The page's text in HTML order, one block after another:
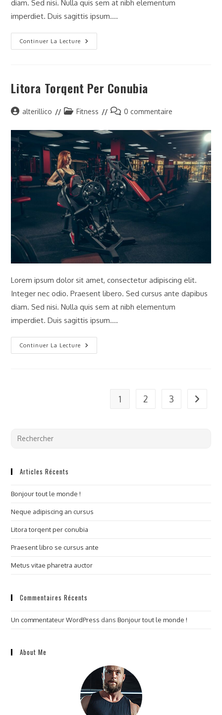
diam. Sed nisi. Nulla quis sem at nibh elementum
imperdiet. Duis sagittis ipsum.…
Continuer La Lecture
Neque
Adipiscing
Litora Torqent Per Conubia
Auteur/autrice
la
publication :
alterillico
PostFitness
Commentaires
la
publication :
0 commentaire
Lorem ipsum dolor sit amet, consectetur adipiscing elit.
Integer nec odio. Praesent libero. Sed cursus ante dapibus
diam. Sed nisi. Nulla quis sem at nibh elementum
imperdiet. Duis sagittis ipsum.…
Continuer La Lecture
Litora
Torqent
1 2 3 Aller à
Articles Récents
Bonjour tout le monde !
Neque adipiscing an cursus
Litora torqent per conubia
Praesent libro se cursus ante
Metus vitae pharetra auctor
Commentaires Récents
Un commentateur WordPress dansBonjour tout le monde !
About Me